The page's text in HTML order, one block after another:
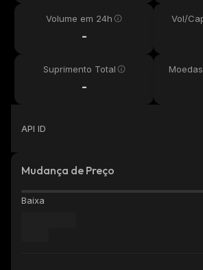
Volume em 24h
-
Vol/
Suprimento Total
-
API ID
Mudança de Preço
Baixa